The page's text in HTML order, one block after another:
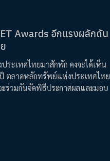
Awards อีกแรงผลักดัน
ระเทศไทยมาสักพัก คงจะได้เห็น
ตลาดหลักทรัพย์แห่งประเทศไทย
ะร่วมกันจัดพิธีประกาศผลและมอบ